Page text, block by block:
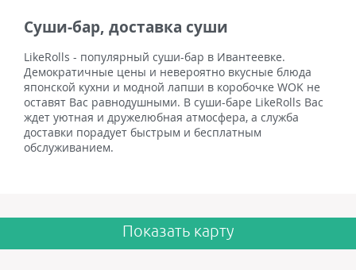
Суши-бар, доставка суши
LikeRolls - популярный суши-бар в Ивантеевке.
Демократичные цены и невероятно вкусные блюда
японской кухни и модной лапши в коробочке WOK не
оставят Вас равнодушными. В суши-баре LikeRolls Вас
ждет уютная и дружелюбная атмосфера, а служба
доставки порадует быстрым и бесплатным
обслуживанием.
Показать карту